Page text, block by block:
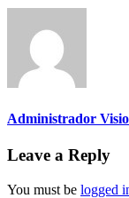
Administrador
Leave a Reply
You must be logged